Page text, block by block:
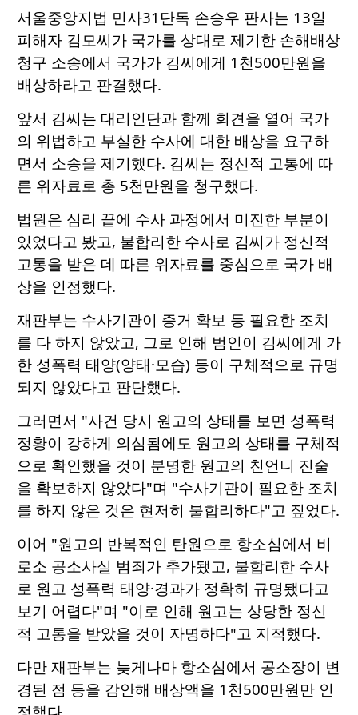
서울중앙지법 민사31단독 손승우 판사는 13일
피해자 김모씨가 국가를 상대로 제기한 손해배상
청구 소송에서 국가가 김씨에게 1천500만원을
배상하라고 판결했다.
앞서 김씨는 대리인단과 함께 회견을 열어 국가
의 위법하고 부실한 수사에 대한 배상을 요구하
면서 소송을 제기했다. 김씨는 정신적 고통에 따
른 위자료로 총 5천만원을 청구했다.
법원은 심리 끝에 수사 과정에서 미진한 부분이
있었다고 봤고, 불합리한 수사로 김씨가 정신적
고통을 받은 데 따른 위자료를 중심으로 국가 배
상을 인정했다.
재판부는 수사기관이 증거 확보 등 필요한 조치
를 다 하지 않았고, 그로 인해 범인이 김씨에게 가
한 성폭력 태양(양태·모습) 등이 구체적으로 규명
되지 않았다고 판단했다.
그러면서 "사건 당시 원고의 상태를 보면 성폭력
정황이 강하게 의심됨에도 원고의 상태를 구체적
으로 확인했을 것이 분명한 원고의 친언니 진술
을 확보하지 않았다"며 "수사기관이 필요한 조치
를 하지 않은 것은 현저히 불합리하다"고 짚었다.
이어 "원고의 반복적인 탄원으로 항소심에서 비
로소 공소사실 범죄가 추가됐고, 불합리한 수사
로 원고 성폭력 태양·경과가 정확히 규명됐다고
보기 어렵다"며 "이로 인해 원고는 상당한 정신
적 고통을 받았을 것이 자명하다"고 지적했다.
다만 재판부는 늦게나마 항소심에서 공소장이 변
경된 점 등을 감안해 배상액을 1천500만원만 인